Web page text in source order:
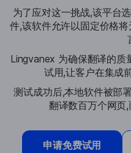
为了应对这一挑战,该平台
件,该软件允许以固定价格
Lingvanex 为确保翻译的质
试用,让客户在集成
测试成功后,本地软件被部
翻译数百万个网页,
申请免费试用